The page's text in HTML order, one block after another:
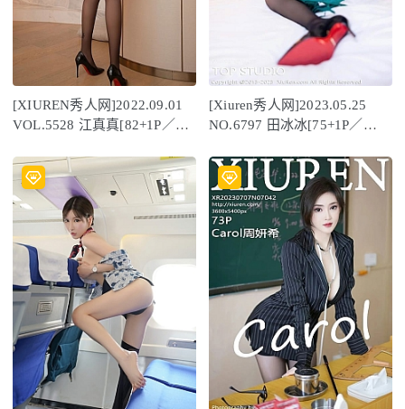
[XIUREN秀人网]2022.09.01
VOL.5528 江真真[82+1P／
[Xiuren秀人网]2023.05.25
NO.6797 田冰冰[75+1P／